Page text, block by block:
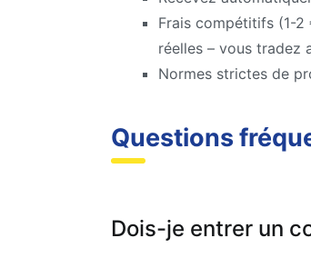
Frais compétitifs (1-2
réelles – vous tradez
Normes strictes de
Questions
Dois-je entrer un